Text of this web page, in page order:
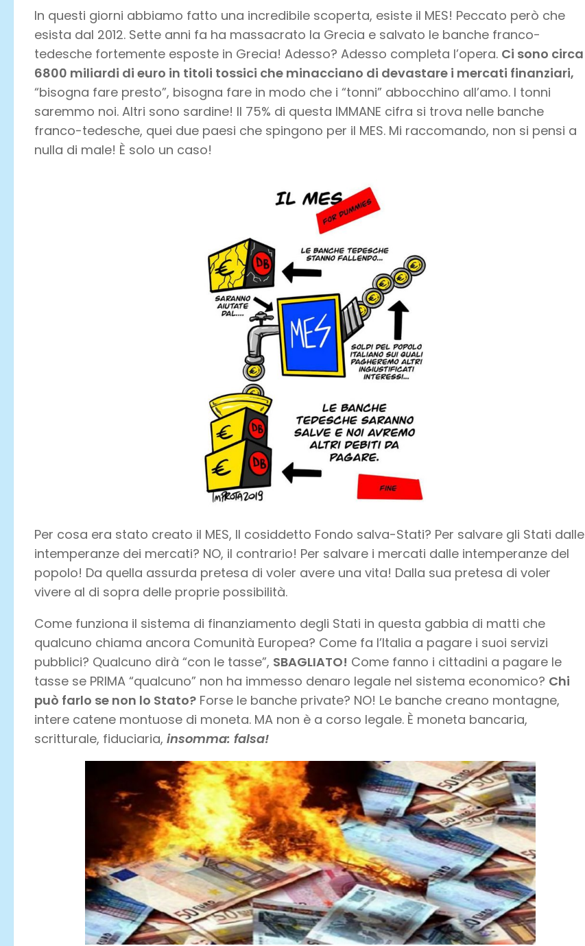
In questi giorni abbiamo fatto una incredibile scoperta, esiste il MES! Peccato però che
esista dal 2012. Sette anni fa ha massacrato la Grecia e salvato le banche franco-
tedesche fortemente esposte in Grecia! Adesso? Adesso completa l’opera. Ci sono circa
6800 miliardi di euro in titoli tossici che minacciano di devastare i mercati finanziari,
“bisogna fare presto”, bisogna fare in modo che i “tonni” abbocchino all’amo. I tonni
saremmo noi. Altri sono sardine! Il 75% di questa IMMANE cifra si trova nelle banche
franco-tedesche, quei due paesi che spingono per il MES. Mi raccomando, non si pensi a
nulla di male! È solo un caso!
Per cosa era stato creato il MES, Il cosiddetto Fondo salva-Stati? Per salvare gli Stati dalle
intemperanze dei mercati? NO, il contrario! Per salvare i mercati dalle intemperanze del
popolo! Da quella assurda pretesa di voler avere una vita! Dalla sua pretesa di voler
vivere al di sopra delle proprie possibilità.
Come funziona il sistema di finanziamento degli Stati in questa gabbia di matti che
qualcuno chiama ancora Comunità Europea? Come fa l’Italia a pagare i suoi servizi
pubblici? Qualcuno dirà “con le tasse”, SBAGLIATO! Come fanno i cittadini a pagare le
tasse se PRIMA “qualcuno” non ha immesso denaro legale nel sistema economico? Chi
può farlo se non lo Stato? Forse le banche private? NO! Le banche creano montagne,
intere catene montuose di moneta. MA non è a corso legale. È moneta bancaria,
scritturale, fiduciaria, insomma: falsa!